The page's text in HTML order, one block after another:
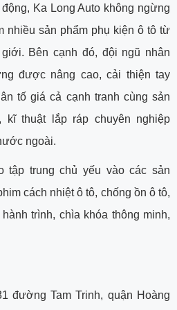
Ka Long Auto không ngừng
nhiều sản phẩm phụ kiện ô tô từ
Bên cạnh đó, đội ngũ nhân
được nâng cao, cải thiện tay
tố giá cả cạnh tranh cùng sản
kĩ thuật lắp ráp chuyên nghiệp
ngoài.
tập trung chủ yếu vào các sản
cách nhiệt ô tô, chống ồn ô tô,
trình, chìa khóa thông minh,
đường Tam Trinh, quận Hoàng